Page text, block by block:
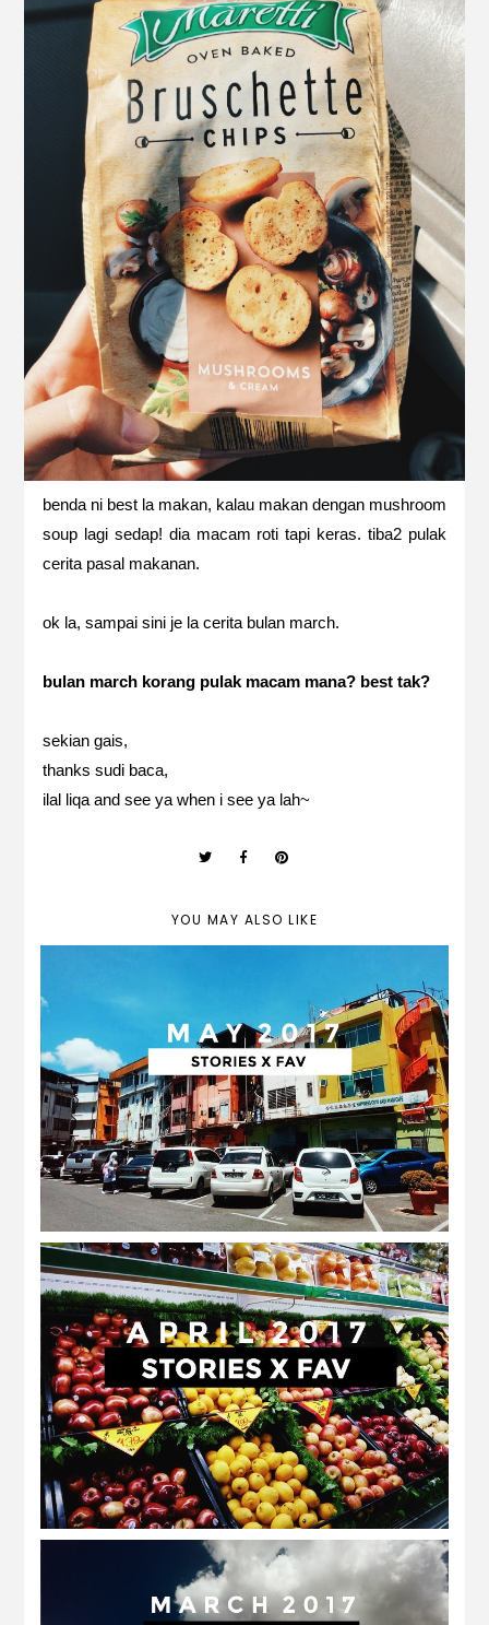
benda ni best la makan, kalau makan dengan mushroom
soup lagi sedap! dia macam roti tapi keras. tiba2 pulak
cerita pasal makanan.
ok la, sampai sini je la cerita bulan march.
bulan march korang pulak macam mana? best tak?
sekian gais,
thanks sudi baca,
ilal liqa and see ya when i see ya lah~
YOU MAY ALSO LIKE
may 2017 | stories x fav
april 2017 | stories x fav